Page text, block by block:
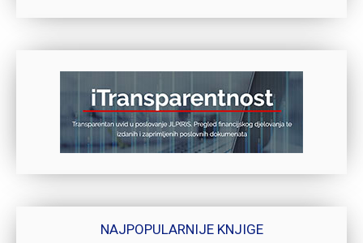
NAJPOPULARNIJE KNJIGE